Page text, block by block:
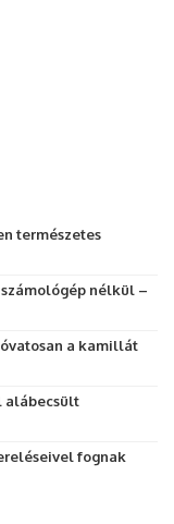
természetes
nélkül –
a kamillát
alábecsült
fognak